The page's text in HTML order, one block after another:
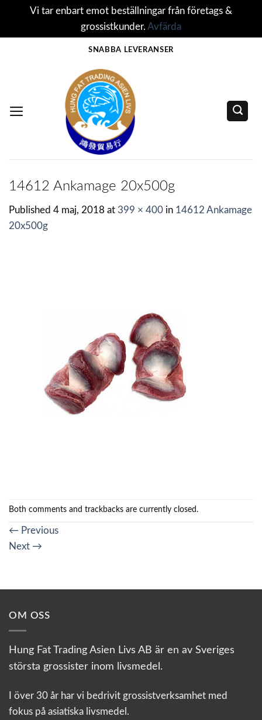
Vi tar enbart emot beställningar från företags &
grossistkunder. Avfärda
SNABBA LEVERANSER
14612 Ankamage 20x500g
Published 4 maj, 2018 at 399 × 400 in 14612 Ankamage
20x500g
Both comments and trackbacks are currently closed.
← Previous
Next →
OM OSS
Hung Fat Trading Asien Livs AB är en av Sveriges
största grossister inom livsmedel.
I över 30 år har vi bedrivit grossistverksamhet med
fokus på asiatiska livsmedel.